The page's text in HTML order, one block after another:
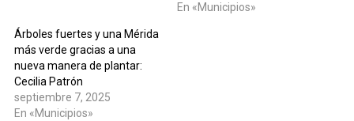
En «Municipios»
Árboles fuertes y una Mérida
más verde gracias a una
nueva manera de plantar:
Cecilia Patrón
septiembre 7, 2025
En «Municipios»